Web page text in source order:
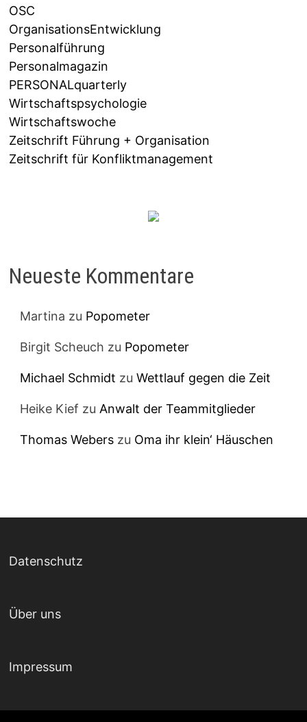
OSC
OrganisationsEntwicklung
Personalführung
Personalmagazin
PERSONALquarterly
Wirtschaftspsychologie
Wirtschaftswoche
Zeitschrift Führung + Organisation
Zeitschrift für Konfliktmanagement
Neueste Kommentare
Martina zu Popometer
Birgit Scheuch zu Popometer
Michael Schmidt zuWettlauf gegen die Zeit
Heike Kief zuAnwalt der Teammitglieder
Thomas Webers zu Oma ihr klein‘ Häuschen
Datenschutz
Über uns
Impressum